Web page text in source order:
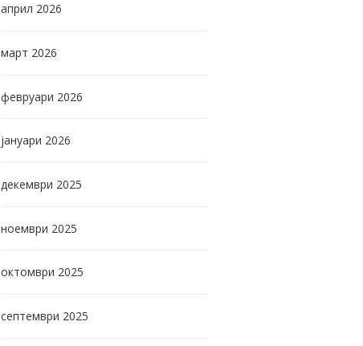
април 2026
март 2026
февруари 2026
јануари 2026
декември 2025
ноември 2025
октомври 2025
септември 2025